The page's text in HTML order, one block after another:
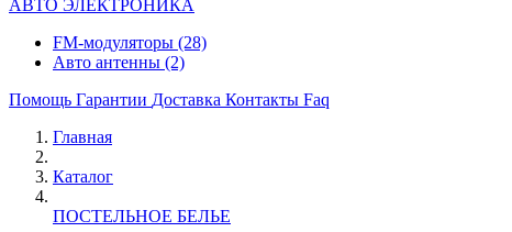
АВТО ЭЛЕКТРОНИКА
FM-модуляторы (28)
Авто антенны (2)
Помощь Гарантии Доставка Контакты Faq
Главная
Каталог
ПОСТЕЛЬНОЕ БЕЛЬЕ